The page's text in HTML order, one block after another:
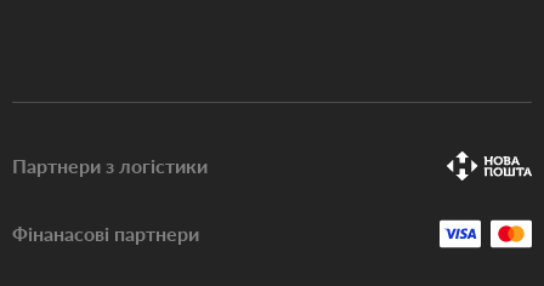
Партнери з логістики
Фінанасові партнери